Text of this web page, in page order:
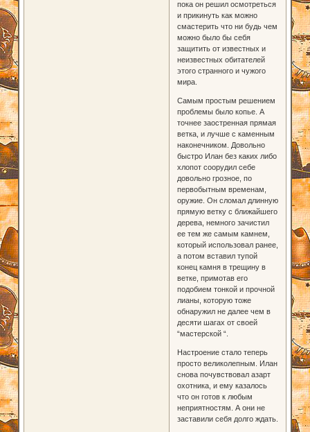
пока он решил осмотреться
и прикинуть как можно
смастерить что ни будь чем
можно было бы себя
защитить от известных и
неизвестных обитателей
этого странного и чужого
мира.
Самым простым решением
проблемы было копье. А
точнее заостренная прямая
ветка, и лучше с каменным
наконечником. Довольно
быстро Илан без каких либо
хлопот соорудил себе
довольно грозное, по
первобытным временам,
оружие. Он сломал длинную
прямую ветку с ближайшего
дерева, немного зачистил
ее тем же самым камнем,
который использовал ранее,
а потом вставил тупой
конец камня в трещину в
ветке, примотав его
подобием тонкой и прочной
лианы, которую тоже
обнаружил не далее чем в
десяти шагах от своей
“мастерской “.
Настроение стало теперь
просто великолепным. Илан
снова почувствовал азарт
охотника, и ему казалось
что он готов к любым
неприятностям. А они не
заставили себя долго ждать.